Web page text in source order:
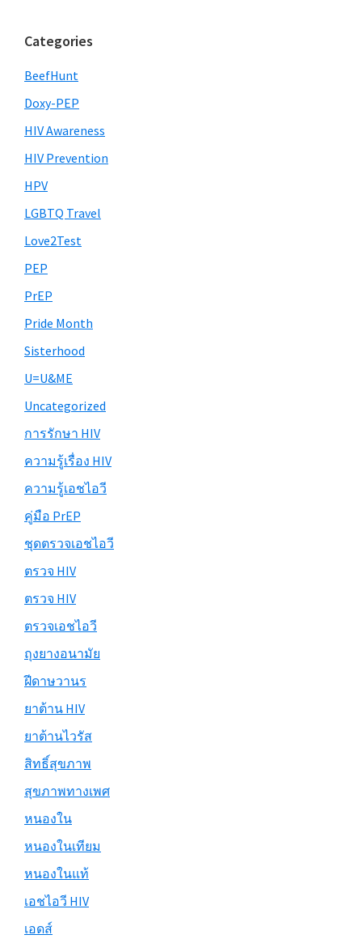
Categories
BeefHunt
Doxy-PEP
HIV Awareness
HIV Prevention
HPV
LGBTQ Travel
Love2Test
PEP
PrEP
Pride Month
Sisterhood
U=U&ME
Uncategorized
การรักษา HIV
ความรู้เรื่อง HIV
ความรู้เอชไอวี
คู่มือ PrEP
ชุดตรวจเอชไอวี
ตรวจ HIV
ตรวจ HIV
ตรวจเอชไอวี
ถุงยางอนามัย
ฝีดาษวานร
ยาต้าน HIV
ยาต้านไวรัส
สิทธิ์สุขภาพ
สุขภาพทางเพศ
หนองใน
หนองในเทียม
หนองในแท้
เอชไอวี HIV
เอดส์